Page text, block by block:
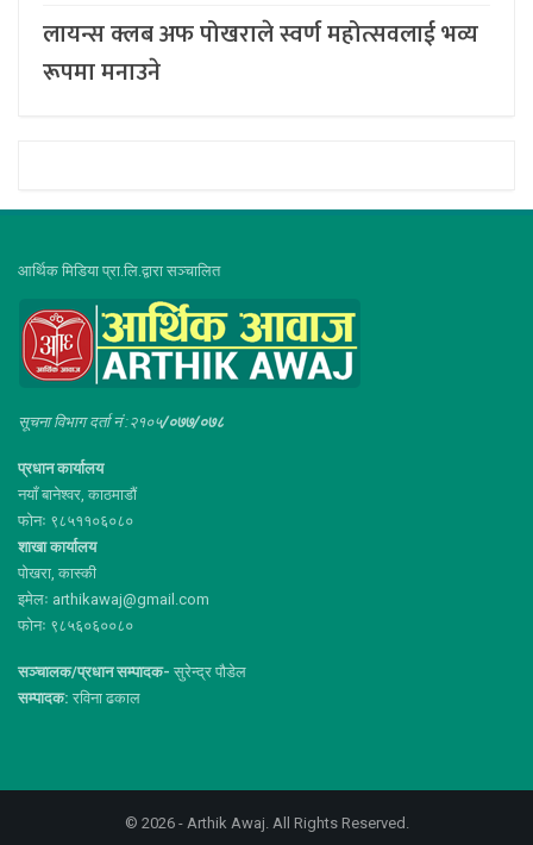
लायन्स क्लब अफ पोखराले स्वर्ण महोत्सवलाई भव्य
रूपमा मनाउने
आर्थिक मिडिया प्रा.लि.द्वारा सञ्चालित
सूचना विभाग दर्ता नं :२१०५/०७७/०७८
प्रधान कार्यालय
नयाँ बानेश्वर, काठमाडौं
फोनः ९८५११०६०८०
शाखा कार्यालय
पोखरा, कास्की
इमेलः arthikawaj@gmail.com
फोनः ९८५६०६००८०
सञ्चालक/प्रधान सम्पादक- सुरेन्द्र पौडेल
सम्पादक: रविना ढकाल
© 2026 - Arthik Awaj. All Rights Reserved.